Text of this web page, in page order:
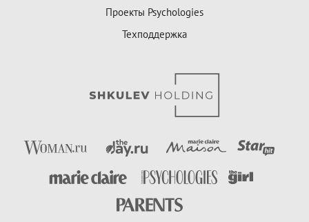
Проекты Psychologies
Техподдержка